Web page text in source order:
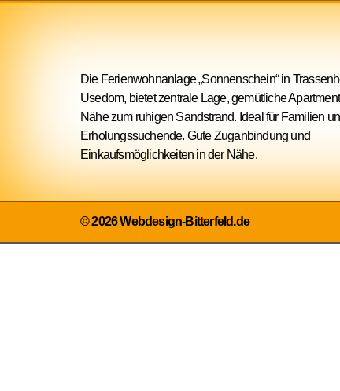
Die Ferienwohnanlage „Sonnenschein“ in
Usedom, bietet zentrale Lage, gemütliche
Nähe zum ruhigen Sandstrand. Ideal für Familien
Erholungssuchende. Gute Zuganbindung und
Einkaufsmöglichkeiten in der Nähe.
© 2026 Webdesign-Bitterfeld.de